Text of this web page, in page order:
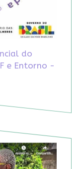
do
e Entorno -